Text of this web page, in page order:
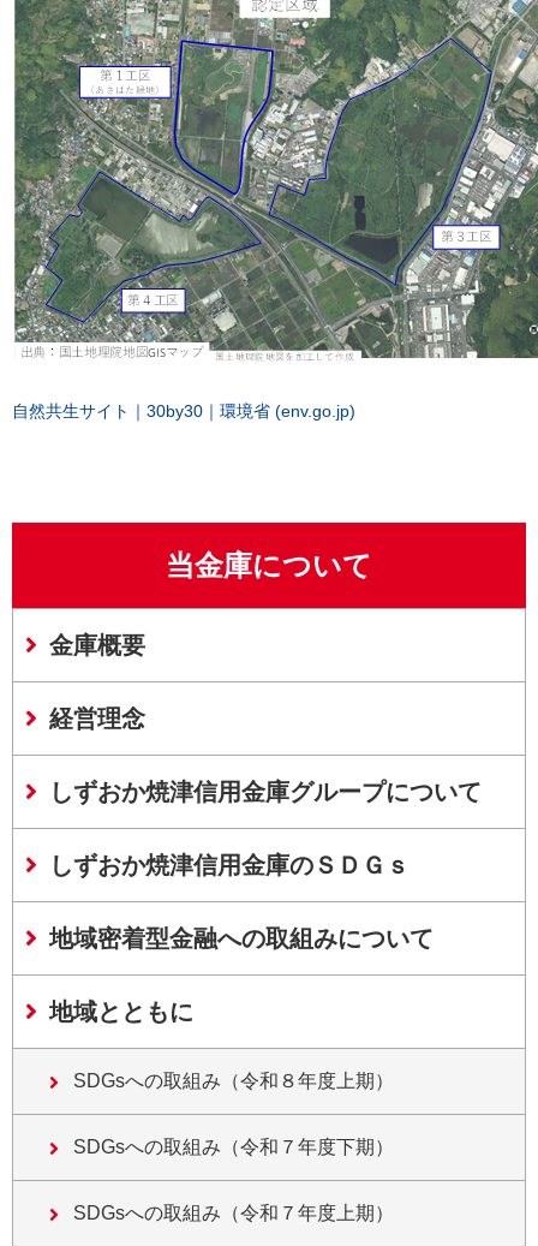
自然共生サイト｜30by30｜環境省 (env.go.jp)
当金庫について
金庫概要
経営理念
しずおか焼津信用金庫グループについて
しずおか焼津信用金庫のＳＤＧｓ
地域密着型金融への取組みについて
地域とともに
SDGsへの取組み（令和８年度上期）
SDGsへの取組み（令和７年度下期）
SDGsへの取組み（令和７年度上期）